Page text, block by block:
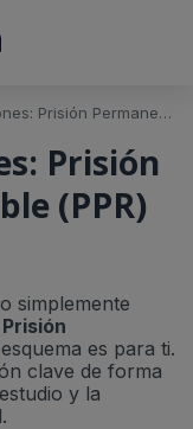
Permanente Revisable (PPR)
Prisión
(PPR)
simplemente
Prisión
es para ti.
clave de forma
y la